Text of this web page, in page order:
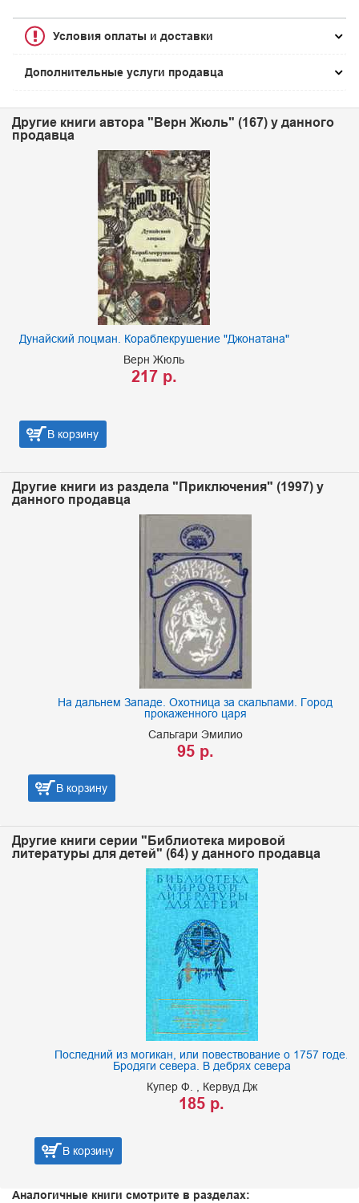
Условия оплаты и доставки
Дополнительные услуги продавца
Другие книги автора "Верн Жюль" (167) у данного
продавца
Дунайский лоцман. Кораблекрушение "Джонатана"
Верн Жюль
217 р.
В корзину
Другие книги из раздела "Приключения" (1997) у
данного продавца
На дальнем Западе. Охотница за скальпами. Город
прокаженного царя
Сальгари Эмилио
95 р.
В корзину
Другие книги серии "Библиотека мировой
литературы для детей" (64) у данного продавца
Последний из могикан, или повествование о 1757 годе.
Бродяги севера. В дебрях севера
Купер Ф. Кервуд Дж
185 р.
В корзину
Аналогичные книги смотрите в разделах: